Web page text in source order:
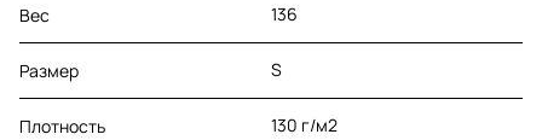
Вес 136
Размер S
Плотность 130 г/м2